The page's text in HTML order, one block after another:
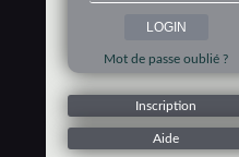
Mot de passe oublié ?
Inscription
Aide